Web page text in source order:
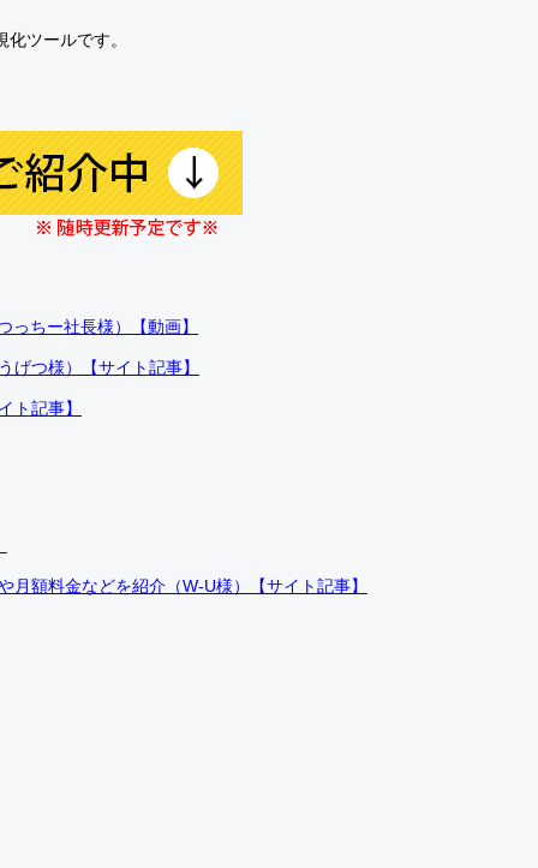
ツールです。
ちー社長様）【動画】
げつ様）【サイト記事】
ト記事】
額料金などを紹介（W-U様）【サイト記事】